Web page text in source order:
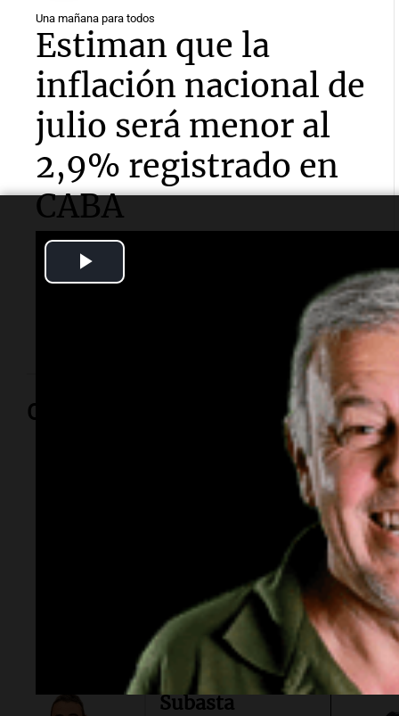
Una mañana para todos
Estiman que la
inflación nacional de
julio será menor al
2,9% registrado en
CABA
El economista José Simonella explicó en
que el índice porteño asigna mayor peso a los
servicios. También atribuyó la caída de los bonos al
"ruido político" y a las dudas sobre la actividad y el
Opinión
Subasta
Por
Por